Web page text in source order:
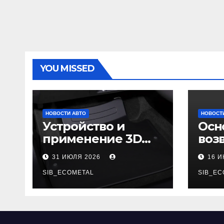
YOU MISSED
НОВОСТИ АВТО
Устройство и
применение 3D
автомобильных
ковриков
31 ИЮЛЯ 2026
SIB_ECOMETAL
16